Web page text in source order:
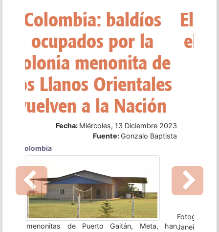
El Mercosur oficializa
el ingreso de Bolivia
como su quinto
miembro
Fecha:Viernes, 08 Diciembre 2023
Fuente:
Fotografía: Medios publicos - Uruguay Río de
Janeiro, 7 dic (EFECOM).- Bolivia se convirtió este